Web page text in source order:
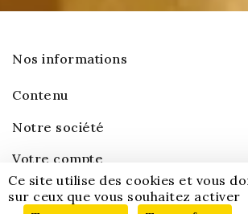
Nos informations
Contenu
Notre société
Votre compte
Ce site utilise des cookies et vous
sur ceux que vous souhaitez activer